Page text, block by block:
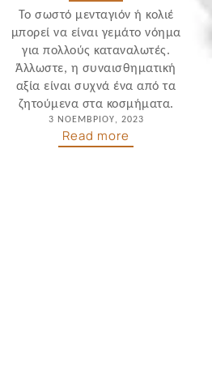
Το σωστό μενταγιόν ή κολιέ
μπορεί να είναι γεμάτο νόημα
για πολλούς καταναλωτές.
Άλλωστε, η συναισθηματική
αξία είναι συχνά ένα από τα
ζητούμενα στα κοσμήματα.
3 ΝΟΕΜΒΡΊΟΥ, 2023
Read more